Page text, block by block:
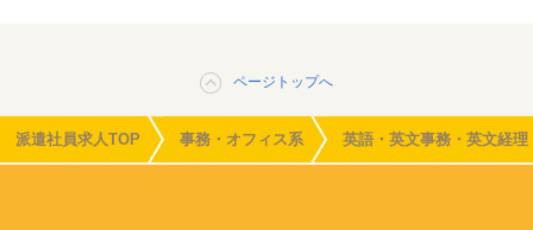
ページトップへ
派遣社員求人TOP 事務・オフィス系 英語・英文事務・英文経理